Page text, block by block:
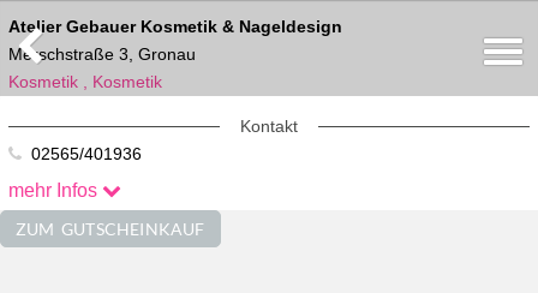
Atelier Gebauer Kosmetik & Nageldesign
Merschstraße 3, Gronau
Kosmetik , Kosmetik
Kontakt
02565/401936
info@atelier-gebauer.de
Im Netz Erreichbar
mehr Infos
ZUM GUTSCHEINKAUF